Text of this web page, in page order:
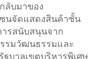
ลับมาของ
นจัดแสดงสินค้าชั้น
ารสนับสนุนจาก
รมวัฒนธรรมและ